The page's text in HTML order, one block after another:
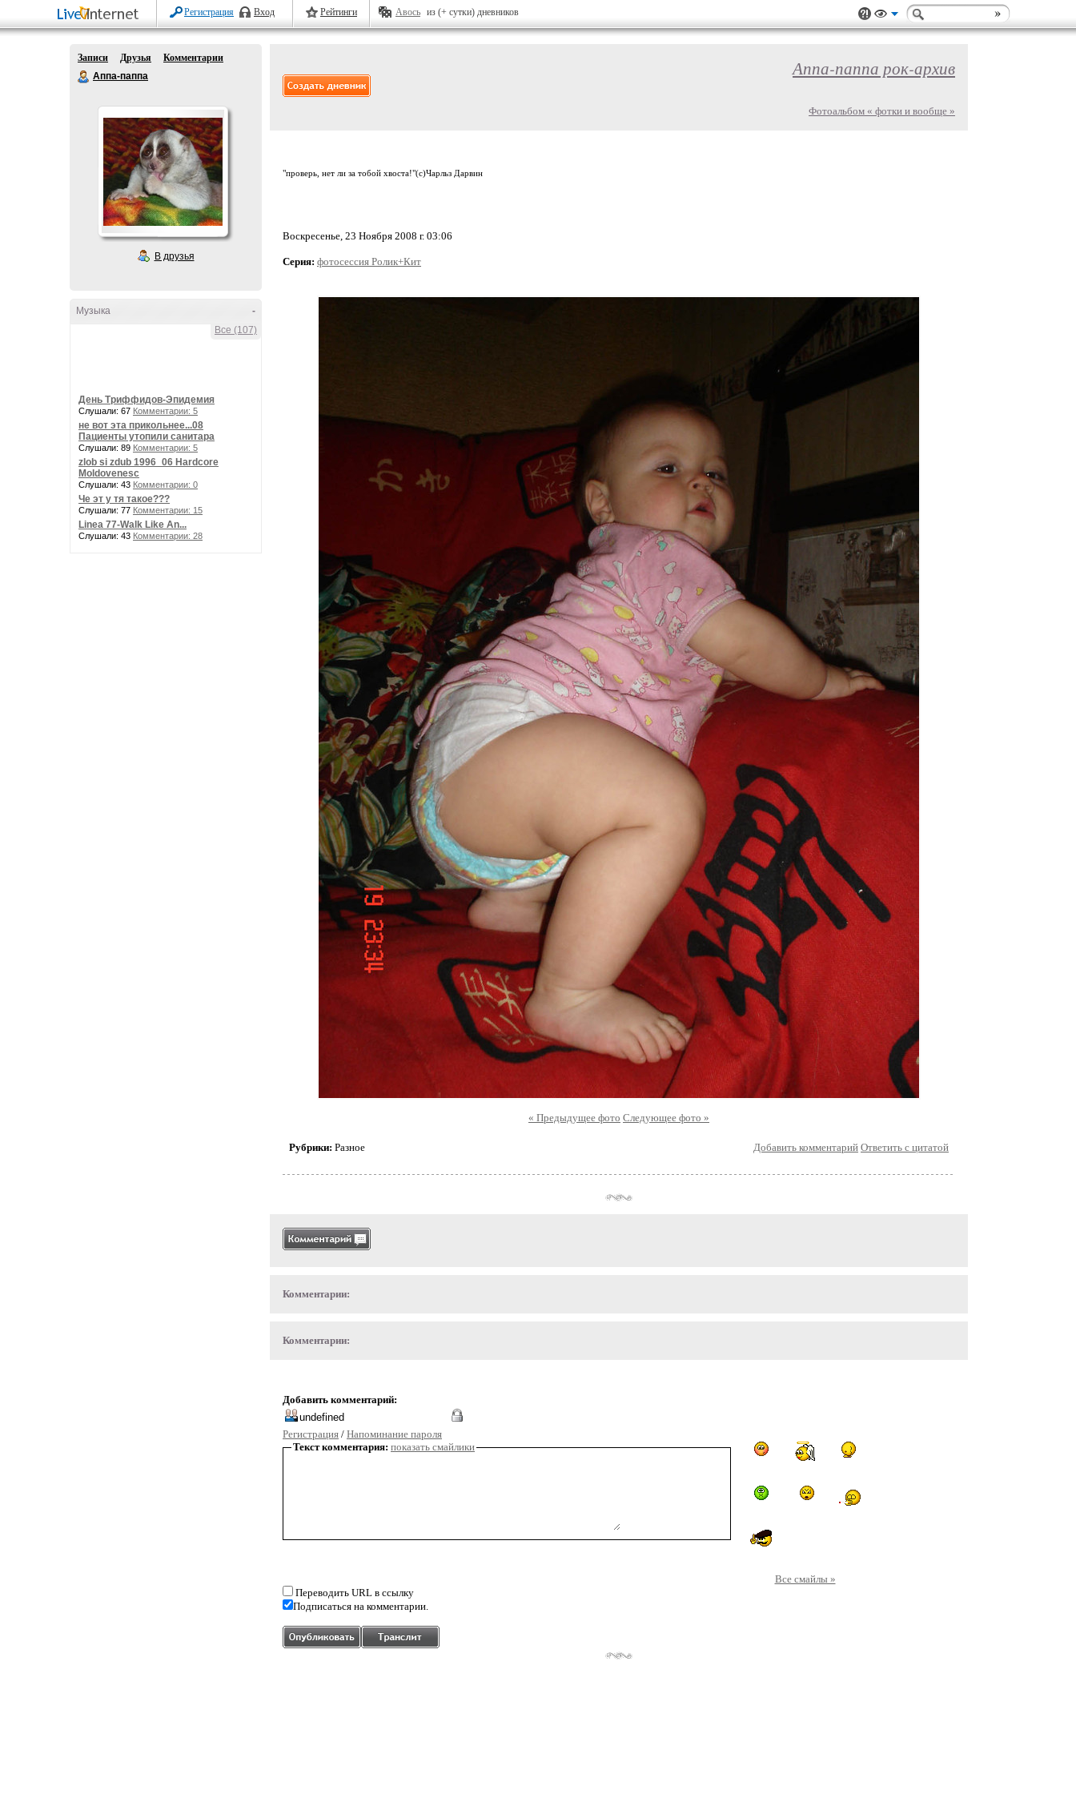
Регистрация Вход Рейтинги Авось из (+ сутки) дневников
Записи Друзья
Комментарии
Аппа-паппа
В друзья
-
Музыка
Все (107)
День Триффидов-Эпидемия
Слушали: 67 Комментарии: 5
не вот эта прикольнее...08
Пациенты утопили санитара
Слушали: 89 Комментарии: 5
zlob si zdub 1996_06 Hardcore
Moldovenesc
Слушали: 43 Комментарии: 0
Че эт у тя такое???
Слушали: 77 Комментарии: 15
Linea 77-Walk Like An...
Слушали: 43 Комментарии: 28
Аппа-паппа рок-архив
Фотоальбом « фотки и вообще »
"проверь, нет ли за тобой хвоста!"(с)Чарльз Дарвин
Воскресенье, 23 Ноября 2008 г. 03:06
Серия: фотосессия Ролик+Кит
« Предыдущее фото Следующее фото »
Рубрики: Разное Добавить комментарий Ответить с цитатой
Комментарии:
Комментарии:
Добавить комментарий:
Регистрация / Напоминание пароля
Текст комментария: показать смайлики
Все смайлы »
Переводить URL в ссылку
Подписаться на комментарии.